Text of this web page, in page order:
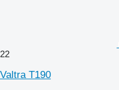
22
Valtra T190